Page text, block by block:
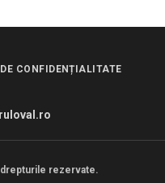
CONFIDENȚIALITATE
rezervate.